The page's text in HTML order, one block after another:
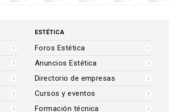
ESTÉTICA
Foros Estética
Anuncios Estética
Directorio de empresas
Cursos y eventos
Formación técnica